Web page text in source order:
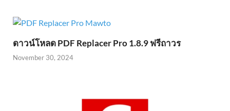
ดาวน์โหลด PDF Replacer Pro 1.8.9 ฟรีถาวร
November 30, 2024